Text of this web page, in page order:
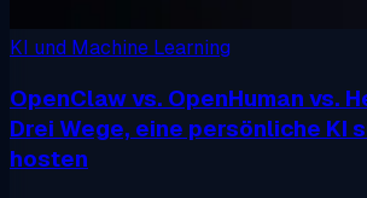
KI und Machine Learning
OpenClaw vs. OpenHuman vs.
Drei Wege, eine persönliche KI
hosten